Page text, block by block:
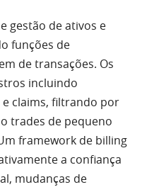
gestão de ativos e
funções de
de transações. Os
incluindo
claims, filtrando por
trades de pequeno
framework de billing
a confiança
mudanças de